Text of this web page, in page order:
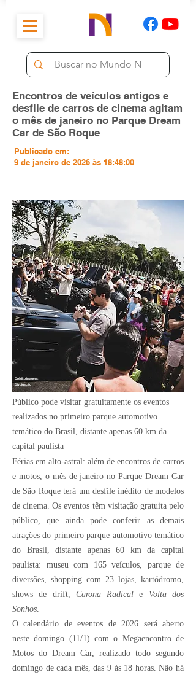
Encontros de veículos antigos e
desfile de carros de cinema agitam
o mês de janeiro no Parque Dream
Car de São Roque
Publicado em:
9 de janeiro de 2026 às 18:48:00
Divulgação
Crédito Imagem:
Público pode visitar gratuitamente os eventos
realizados no primeiro parque automotivo
temático do Brasil, distante apenas 60 km da
capital paulista
Férias em alto-astral: além de encontros de carros
e motos, o mês de janeiro no Parque Dream Car
de São Roque terá um desfile inédito de modelos
de cinema. Os eventos têm visitação gratuita pelo
público, que ainda pode conferir as demais
atrações do primeiro parque automotivo temático
do Brasil, distante apenas 60 km da capital
paulista: museu com 165 veículos, parque de
diversões, shopping com 23 lojas, kartódromo,
shows de drift, Carona Radical e Volta dos
Sonhos
O calendário de eventos de 2026 será aberto
neste domingo (11/1) com o Megaencontro de
Motos do Dream Car, realizado todo segundo
domingo de cada mês, das 9 às 18 horas. Não há